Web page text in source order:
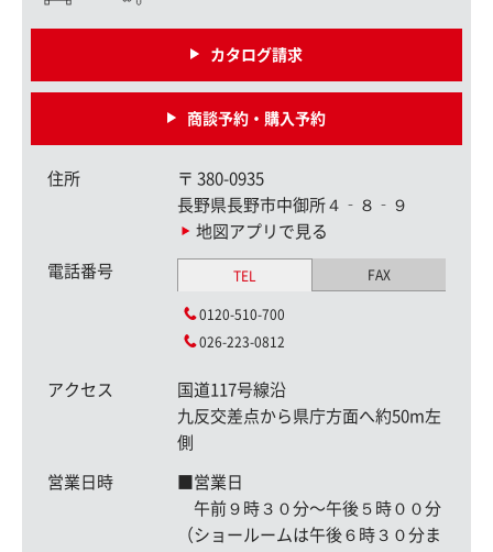
カタログ請求
商談予約・購入予約
住所 〒 380-0935
長野県長野市中御所４‐８‐９
地図アプリで見る
電話番号 TEL FAX
0120-510-700
026-223-0812
アクセス
国道117号線沿
九反交差点から県庁方面へ約50m左
側
営業日時
■営業日
午前９時３０分〜午後５時００分
（ショールームは午後６時３０分ま